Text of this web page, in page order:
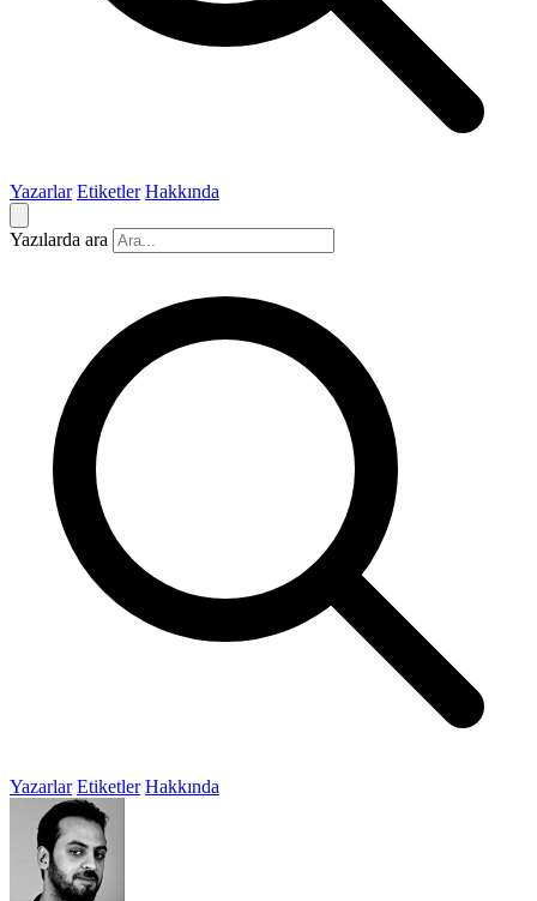
Yazarlar Etiketler Hakkında
Yazılarda ara
Yazarlar Etiketler Hakkında